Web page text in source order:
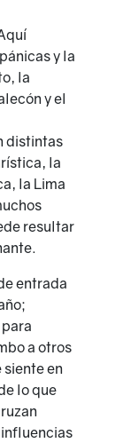
y la
la
y el
distintas
la
la Lima
resultar
entrada
a otros
en
lo que